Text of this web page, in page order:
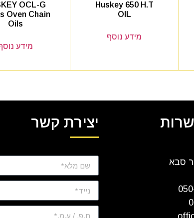
Huskey 650 H.T
OIL
מידע נוסף
OCL-G
Oven Chain
Oils
מידע
יצירת קשר